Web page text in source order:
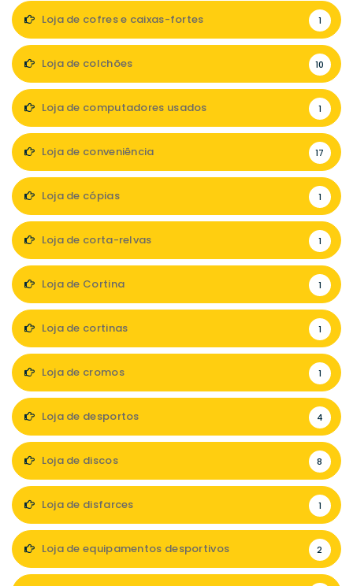
Loja de cofres e caixas-fortes 1
Loja de colchões 10
Loja de computadores usados 1
Loja de conveniência 17
Loja de cópias 1
Loja de corta-relvas 1
Loja de Cortina 1
Loja de cortinas 1
Loja de cromos 1
Loja de desportos 4
Loja de discos 8
Loja de disfarces 1
Loja de equipamentos desportivos 2